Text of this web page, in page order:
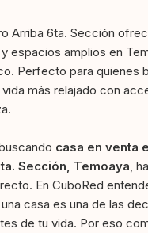
Arriba 6ta. Sección
espacios amplios en
Perfecto para quienes
más relajado con
casa en venta
Sección, Temoaya ,
En CuboRed
casa es una de las
de tu vida. Por eso